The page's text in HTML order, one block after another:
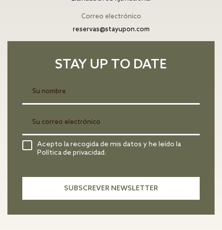
Correo electrónico
reservas@stayupon.com
STAY UP TO DATE
Acepto la recogida de mis datos y he leído la
Política de privacidad.